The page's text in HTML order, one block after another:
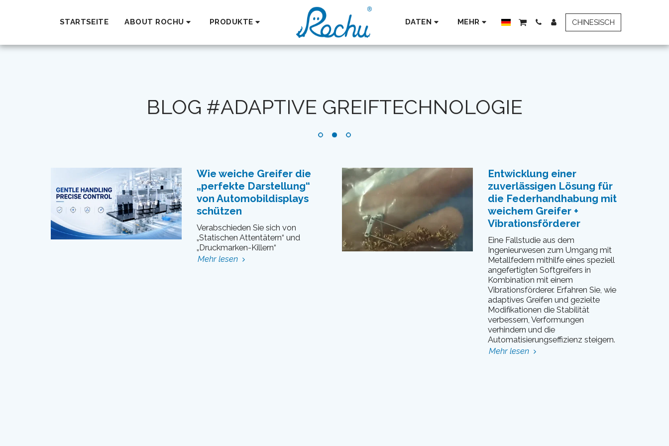
STARTSEITE ABOUT ROCHU PRODUKTE DATEN MEHR CHINESISCH
BLOG #ADAPTIVE GREIFTECHNOLOGIE
Wie weiche Greifer die
„perfekte Darstellung“
von Automobildisplays
schützen
Verabschieden Sie sich von
„Statischen Attentätern“ und
„Druckmarken-Killern“
Mehr lesen
Entwicklung einer
zuverlässigen Lösung für
die Federhandhabung mit
weichem Greifer +
Vibrationsförderer
Eine Fallstudie aus dem
Ingenieurwesen zum Umgang mit
Metallfedern mithilfe eines speziell
angefertigten Softgreifers in
Kombination mit einem
Vibrationsförderer. Erfahren Sie, wie
adaptives Greifen und gezielte
Modifikationen die Stabilität
verbessern, Verformungen
verhindern und die
Automatisierungseffizienz steigern.
Mehr lesen